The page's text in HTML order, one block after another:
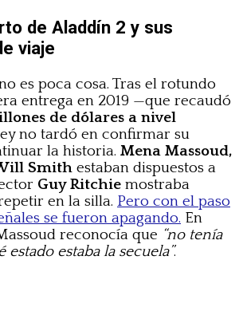
de Aladdín 2 y sus
viaje
es poca cosa. Tras el rotundo
entrega en 2019 —que recaudó
de dólares a nivel
no tardó en confirmar su
la historia. Mena Massoud,
Smith estaban dispuestos a
Guy Ritchie mostraba
en la silla. Pero con el paso
se fueron apagando. En
reconocía que “no tenía
estaba la secuela”.